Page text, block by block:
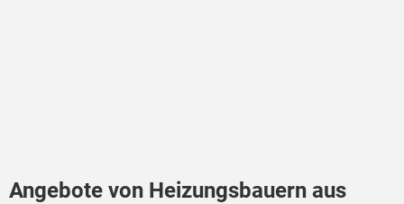
Angebote von Heizungsbauern aus